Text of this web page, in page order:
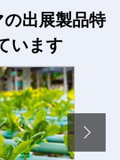
出展製品特
います